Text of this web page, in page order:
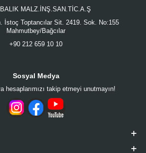
MALZ.İNŞ.SAN.TİC.A.Ş
İstoç Toptancılar Sit. 2419. Sok. No:155
Mahmutbey/Bağcılar
+90 212 659 10 10
Sosyal Medya
hesaplarımızı takip etmeyi unutmayın!